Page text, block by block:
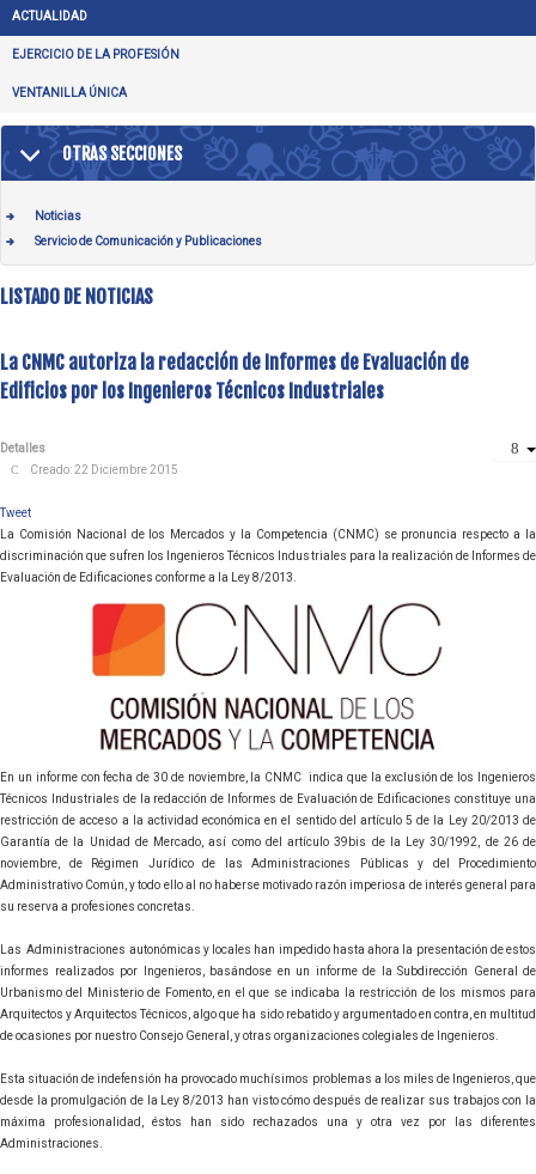
ACTUALIDAD
EJERCICIO DE LA PROFESIÓN
VENTANILLA ÚNICA
OTRAS SECCIONES
Noticias
Servicio de Comunicación y Publicaciones
LISTADO DE NOTICIAS
La CNMC autoriza la redacción de Informes de Evaluación de
Edificios por los Ingenieros Técnicos Industriales
Detalles
Creado: 22 Diciembre 2015
Tweet
La Comisión Nacional de los Mercados y la Competencia (CNMC) se pronuncia respecto a la
discriminación que sufren los Ingenieros Técnicos Industriales para la realización de Informes de
Evaluación de Edificaciones conforme a la Ley 8/2013.
En un informe con fecha de 30 de noviembre, la CNMC indica que la exclusión de los Ingenieros
Técnicos Industriales de la redacción de Informes de Evaluación de Edificaciones constituye una
restricción de acceso a la actividad económica en el sentido del artículo 5 de la Ley 20/2013 de
Garantía de la Unidad de Mercado, así como del artículo 39bis de la Ley 30/1992, de 26 de
noviembre, de Régimen Jurídico de las Administraciones Públicas y del Procedimiento
Administrativo Común, y todo ello al no haberse motivado razón imperiosa de interés general para
su reserva a profesiones concretas.
Las Administraciones autonómicas y locales han impedido hasta ahora la presentación de estos
informes realizados por Ingenieros, basándose en un informe de la Subdirección General de
Urbanismo del Ministerio de Fomento, en el que se indicaba la restricción de los mismos para
Arquitectos y Arquitectos Técnicos, algo que ha sido rebatido y argumentado en contra, en multitud
de ocasiones por nuestro Consejo General, y otras organizaciones colegiales de Ingenieros.
Esta situación de indefensión ha provocado muchísimos problemas a los miles de Ingenieros, que
desde la promulgación de la Ley 8/2013 han visto cómo después de realizar sus trabajos con la
máxima profesionalidad, éstos han sido rechazados una y otra vez por las diferentes
Administraciones.